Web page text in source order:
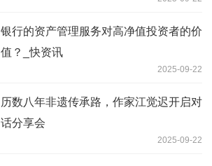
银行的资产管理服务对高净值投资者的价
值？_快资讯
2025-09-22
历数八年非遗传承路，作家江觉迟开启对
话分享会
2025-09-22